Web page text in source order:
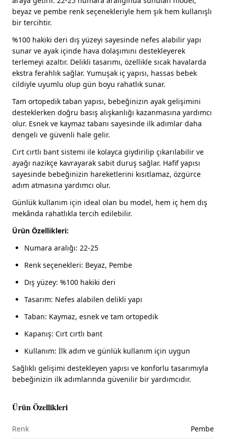
beyaz ve pembe renk seçenekleriyle hem şık hem kullanışlı
bir tercihtir.
%100 hakiki deri dış yüzeyi sayesinde nefes alabilir yapı
sunar ve ayak içinde hava dolaşımını destekleyerek
terlemeyi azaltır. Delikli tasarımı, özellikle sıcak havalarda
ekstra ferahlık sağlar. Yumuşak iç yapısı, hassas bebek
cildiyle uyumlu olup gün boyu rahatlık sunar.
Tam ortopedik taban yapısı, bebeğinizin ayak gelişimini
desteklerken doğru basış alışkanlığı kazanmasına yardımcı
olur. Esnek ve kaymaz tabanı sayesinde ilk adımlar daha
dengeli ve güvenli hale gelir.
Cırt cırtlı bant sistemi ile kolayca giydirilip çıkarılabilir ve
ayağı nazikçe kavrayarak sabit duruş sağlar. Hafif yapısı
sayesinde bebeğinizin hareketlerini kısıtlamaz, özgürce
adım atmasına yardımcı olur.
Günlük kullanım için ideal olan bu model, hem iç hem dış
mekânda rahatlıkla tercih edilebilir.
Ürün Özellikleri:
Numara aralığı: 22-25
Renk seçenekleri: Beyaz, Pembe
Dış yüzey: %100 hakiki deri
Tasarım: Nefes alabilen delikli yapı
Taban: Kaymaz, esnek ve tam ortopedik
Kapanış: Cırt cırtlı bant
Kullanım: İlk adım ve günlük kullanım için uygun
Sağlıklı gelişimi destekleyen yapısı ve konforlu tasarımıyla
bebeğinizin ilk adımlarında güvenilir bir yardımcıdır.
Ürün Özellikleri
Renk Pembe